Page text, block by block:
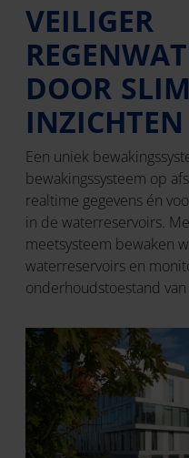
VEILIGER
DOOR
INZICHTEN
Een uniek
bewakingssysteem op
realtime gegevens én
in de waterreservoirs.
meetsysteem bewaken
waterreservoirs en
onderhoudstoestand